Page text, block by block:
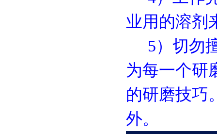
业用的溶剂
5）切勿
为每一个研
的研磨技巧
外。